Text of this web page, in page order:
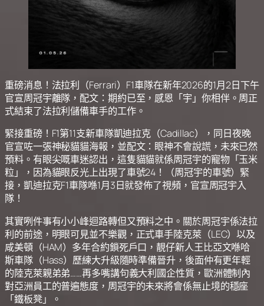
重磅消息！法拉利（Ferrari）F1車隊在新年2026的1月2日下午
官宣周冠宇離隊，配文：期約已至，感恩「宇」你相伴。周正
式結束了法拉利儲備車手的工作。
緊接重磅！F1第11支新車隊凱迪拉克（Cadillac），同日夜晚
官宣咗一張神秘貓貓海報，並配文：眼神不會說謊，未來已然
預料。有眼尖嘅車迷認出，這隻貓貓就係周冠宇的寵物「玉米
粒」，因為貓眼反光上出現了車號24！（周冠宇的車號）緊
接，凱迪拉克F1車隊喺1月3日就發佈了視頻，官宣周冠宇入
隊！
其實咧件事有小小峰迴路轉但又預料之中。關於周冠宇係法拉
利的前途，明眼可見並不樂觀，正式車手陸克萊（LEC）以及
咸美頓（HAM）多年合約鎖死戶口，靚仔新人王比亞文喺哈
斯車隊（Hass）歷練大升級隨時準備晉升，後面仲有更年輕
的陸克萊親弟弟……再多嘴講句義大利國企性質，歐洲體制內
對亞洲員工的普遍態度，周冠宇的未來將會係無止境的穩座
「鐵板凳」。